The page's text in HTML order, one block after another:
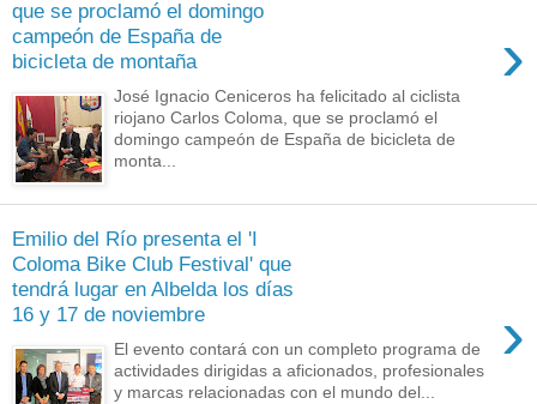
que se proclamó el domingo
campeón de España de
bicicleta de montaña
›
José Ignacio Ceniceros ha felicitado al ciclista
riojano Carlos Coloma, que se proclamó el
domingo campeón de España de bicicleta de
monta...
Emilio del Río presenta el 'I
Coloma Bike Club Festival' que
tendrá lugar en Albelda los días
16 y 17 de noviembre
›
El evento contará con un completo programa de
actividades dirigidas a aficionados, profesionales
y marcas relacionadas con el mundo del...